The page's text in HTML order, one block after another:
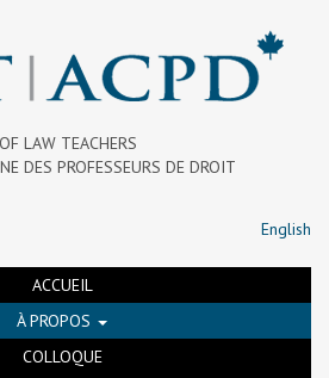
LAW TEACHERS
DES PROFESSEURS DE DROIT
English
ACCUEIL
À PROPOS
COLLOQUE